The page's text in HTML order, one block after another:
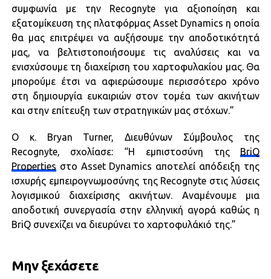
συμφωνία με την Recognyte για αξιοποίηση και
εξατομίκευση της πλατφόρμας Asset Dynamics η οποία
θα μας επιτρέψει να αυξήσουμε την αποδοτικότητά
μας, να βελτιστοποιήσουμε τις αναλύσεις και να
ενισχύσουμε τη διαχείριση του χαρτοφυλακίου μας. Θα
μπορούμε έτσι να αφιερώσουμε περισσότερο χρόνο
στη δημιουργία ευκαιριών στον τομέα των ακινήτων
και στην επίτευξη των στρατηγικών μας στόχων.”
Ο κ. Bryan Turner, Διευθύνων Σύμβουλος της
Recognyte, σχολίασε: “Η εμπιστοσύνη της BriQ
Properties στο Asset Dynamics αποτελεί απόδειξη της
ισχυρής εμπειρογνωμοσύνης της Recognyte στις λύσεις
λογισμικού διαχείρισης ακινήτων. Αναμένουμε μια
αποδοτική συνεργασία στην ελληνική αγορά καθώς η
BriQ συνεχίζει να διευρύνει το χαρτοφυλάκιό της.”
Μην ξεχάσετε